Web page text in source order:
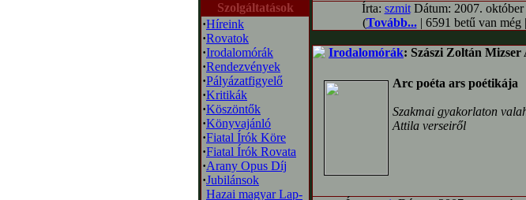
Szolgáltatások
·Híreink
·Rovatok
·Irodalomórák
·Rendezvények
·Pályázatfigyelő
·Kritikák
·Köszöntők
·Könyvajánló
·Fiatal Írók Köre
·Fiatal Írók Rovata
·Arany Opus Díj
·Jubilánsok
Hazai magyar Lap-
Írta: szmitDátum: 2007. október
(Tovább...| 6591 betű van még |
Irodalomórák: Szászi Zoltán
Arc poéta ars poétikája
Szakmai gyakorlaton
Attila verseiről